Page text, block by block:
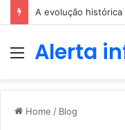
A evolução histórica
MenuAlerta
Home / Blog